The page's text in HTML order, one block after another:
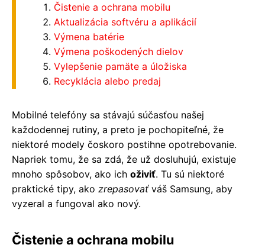
Čistenie a ochrana mobilu
Aktualizácia softvéru a aplikácií
Výmena batérie
Výmena poškodených dielov
Vylepšenie pamäte a úložiska
Recyklácia alebo predaj
Mobilné telefóny sa stávajú súčasťou našej
každodennej rutiny, a preto je pochopiteľné, že
niektoré modely čoskoro postihne opotrebovanie.
Napriek tomu, že sa zdá, že už dosluhujú, existuje
mnoho spôsobov, ako ich oživiť. Tu sú niektoré
praktické tipy, ako zrepasovaťváš Samsung, aby
vyzeral a fungoval ako nový.
Čistenie a ochrana mobilu